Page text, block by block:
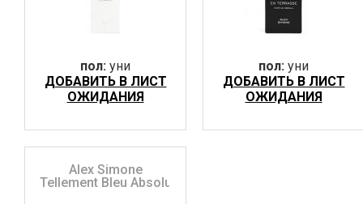
пол: уни
ДОБАВИТЬ В ЛИСТ
ОЖИДАНИЯ
пол: уни
ДОБАВИТЬ В ЛИСТ
ОЖИДАНИЯ
Alex Simone
Tellement Bleu Absolu